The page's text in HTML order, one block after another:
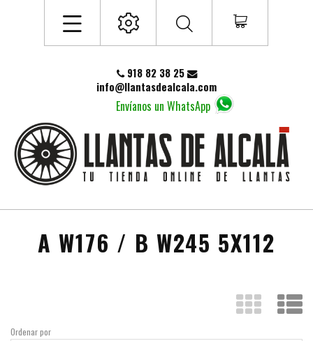
Envíanos un WhatsApp
918 82 38 25
info@llantasdealcala.com
A W176 / B W245 5X112
Ordenar por